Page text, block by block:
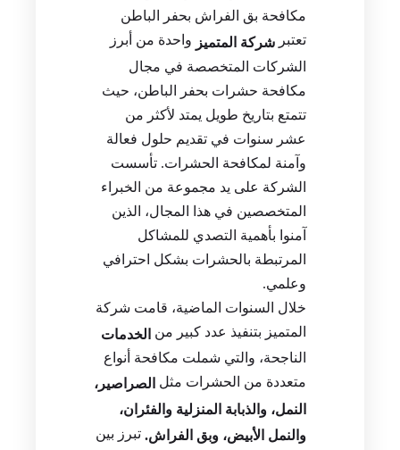
مكافحة بق الفراش بحفر الباطن
تعتبر شركة المتميز واحدة من أبرز
الشركات المتخصصة في مجال
مكافحة حشرات بحفر الباطن، حيث
تتمتع بتاريخ طويل يمتد لأكثر من
عشر سنوات في تقديم حلول فعالة
وآمنة لمكافحة الحشرات. تأسست
الشركة على يد مجموعة من الخبراء
المتخصصين في هذا المجال، الذين
آمنوا بأهمية التصدي للمشاكل
المرتبطة بالحشرات بشكل احترافي
وعلمي.
خلال السنوات الماضية، قامت شركة
المتميز بتنفيذ عدد كبير من الخدمات
الناجحة، والتي شملت مكافحة أنواع
متعددة من الحشرات مثل الصراصير،
النمل، والذبابة المنزلية والفئران،
والنمل الأبيض، وبق الفراش. تبرز بين